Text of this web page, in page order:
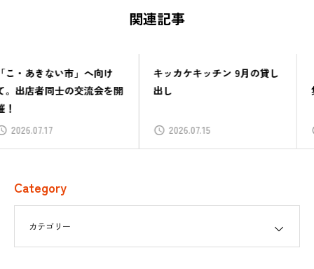
関連記事
キッカケキッチン 9月の貸し
出し
2026.07.15
「つみきの学校」単発参加募
集はじまりました
2026.07.09
Category